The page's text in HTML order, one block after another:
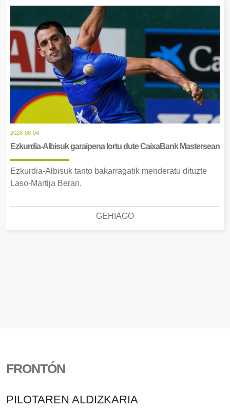
2026-08-04
Ezkurdia-Albisuk garaipena lortu dute CaixaBank Mastersean
Ezkurdia-Albisuk tanto bakarragatik menderatu dituzte
Laso-Martija Beran.
GEHIAGO
FRONTÓN
PILOTAREN ALDIZKARIA